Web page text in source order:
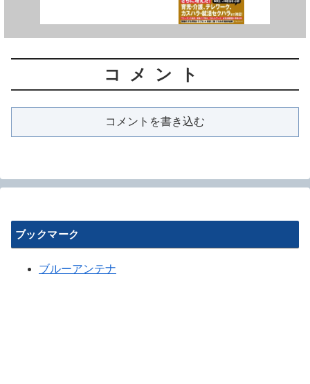
コメント
コメントを書き込む
ブックマーク
ブルーアンテナ